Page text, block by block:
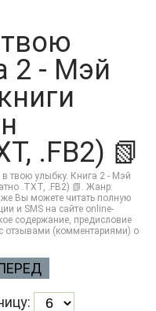
2 - Мэй
.FB2) 📗
твою улыбку. Книга 2 - Мэй
.TXT, .FB2) 📗. Жанр:
Вы можете читать полную
и SMS на сайте online-
содержание, предисловие
отзывами (комментариями) о